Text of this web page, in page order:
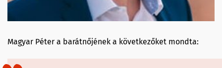
Magyar Péter a barátnőjének a következőket mondta: